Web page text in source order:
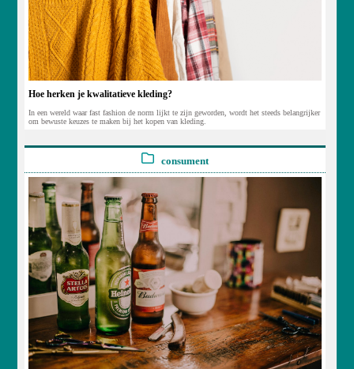
Hoe herken je kwalitatieve kleding?
In een wereld waar fast fashion de norm lijkt te zijn geworden, wordt het steeds belangrijker
om bewuste keuzes te maken bij het kopen van kleding.
consument